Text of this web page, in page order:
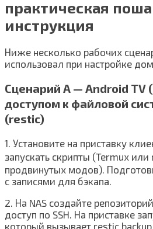
практическая
инструкция
Ниже несколько рабочих
использовал при настройке
Сценарий A — Android TV
доступом к файловой
(restic)
1. Установите на приставку
запускать скрипты (Termux
продвинутых модов).
с записями для бэкапа.
2. На NAS создайте
доступ по SSH. На приставке
который вызывает restic